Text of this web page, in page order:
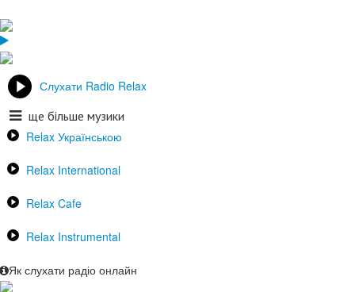
Слухати Radio Relax
ще більше музики
Relax Українською
Relax International
Relax Cafe
Relax Instrumental
Як слухати радіо онлайн